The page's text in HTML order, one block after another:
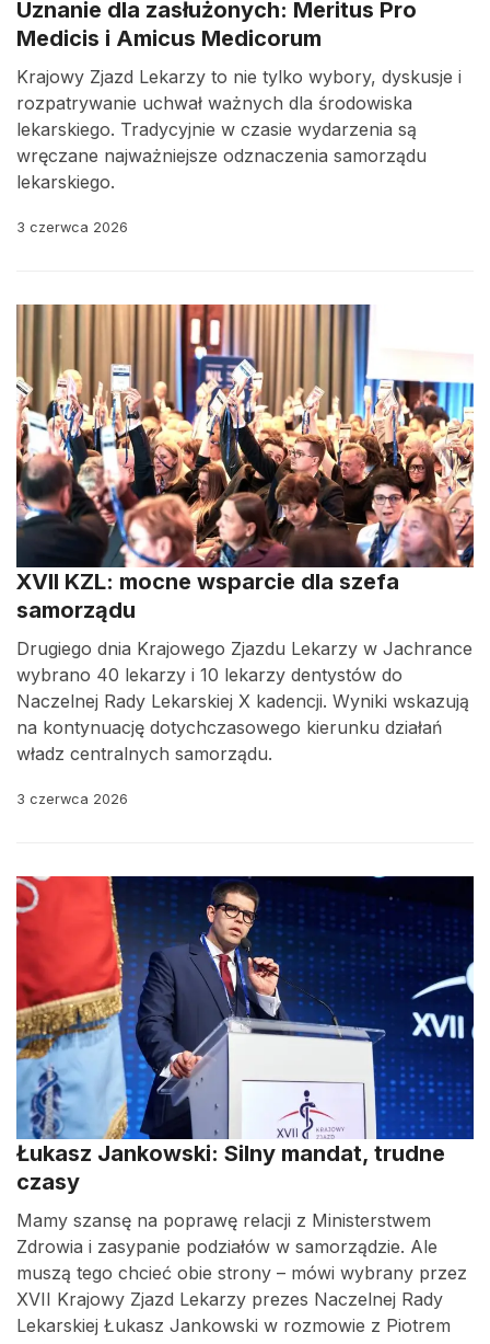
Uznanie dla zasłużonych: Meritus Pro
Medicis i Amicus Medicorum
Krajowy Zjazd Lekarzy to nie tylko wybory, dyskusje i
rozpatrywanie uchwał ważnych dla środowiska
lekarskiego. Tradycyjnie w czasie wydarzenia są
wręczane najważniejsze odznaczenia samorządu
lekarskiego.
3 czerwca 2026
XVII KZL: mocne wsparcie dla szefa
samorządu
Drugiego dnia Krajowego Zjazdu Lekarzy w Jachrance
wybrano 40 lekarzy i 10 lekarzy dentystów do
Naczelnej Rady Lekarskiej X kadencji. Wyniki wskazują
na kontynuację dotychczasowego kierunku działań
władz centralnych samorządu.
3 czerwca 2026
Łukasz Jankowski: Silny mandat, trudne
czasy
Mamy szansę na poprawę relacji z Ministerstwem
Zdrowia i zasypanie podziałów w samorządzie. Ale
muszą tego chcieć obie strony – mówi wybrany przez
XVII Krajowy Zjazd Lekarzy prezes Naczelnej Rady
Lekarskiej Łukasz Jankowski w rozmowie z Piotrem